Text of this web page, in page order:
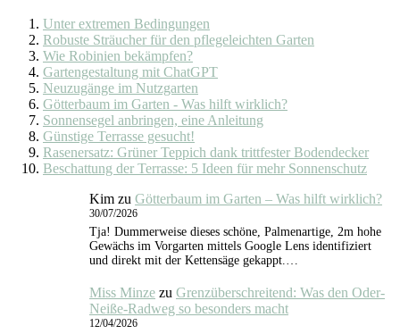
Unter extremen Bedingungen
Robuste Sträucher für den pflegeleichten Garten
Wie Robinien bekämpfen?
Gartengestaltung mit ChatGPT
Neuzugänge im Nutzgarten
Götterbaum im Garten - Was hilft wirklich?
Sonnensegel anbringen, eine Anleitung
Günstige Terrasse gesucht!
Rasenersatz: Grüner Teppich dank trittfester Bodendecker
Beschattung der Terrasse: 5 Ideen für mehr Sonnenschutz
Kim zu Götterbaum im Garten – Was hilft wirklich?
30/07/2026
Tja! Dummerweise dieses schöne, Palmenartige, 2m hohe
Gewächs im Vorgarten mittels Google Lens identifiziert
und direkt mit der Kettensäge gekappt.…
Miss Minze zu Grenzüberschreitend: Was den Oder-
Neiße-Radweg so besonders macht
12/04/2026